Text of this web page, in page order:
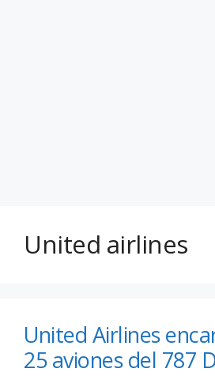
United airlines
United Airlines
25 aviones del 787